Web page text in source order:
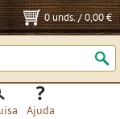
0 unds./0,00 €
Ajuda